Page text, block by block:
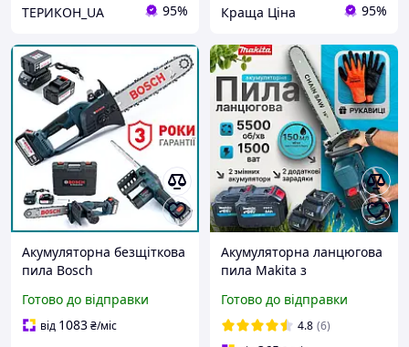
ТЕРИКОН_UA 95% Краща Ціна 95%
Акумуляторна безщіткова
пила Bosch
Ah) АКБ Ланцюгова пила
Бош 30 см з подаванням
Готово до відправки
від 1083₴/міс
Акумуляторна ланцюгова
пила Makita з
Безщіткова електрична
пила для дерева Макіта
Ланцюгова пила для дачі
Готово до відправки
4.8 (6)